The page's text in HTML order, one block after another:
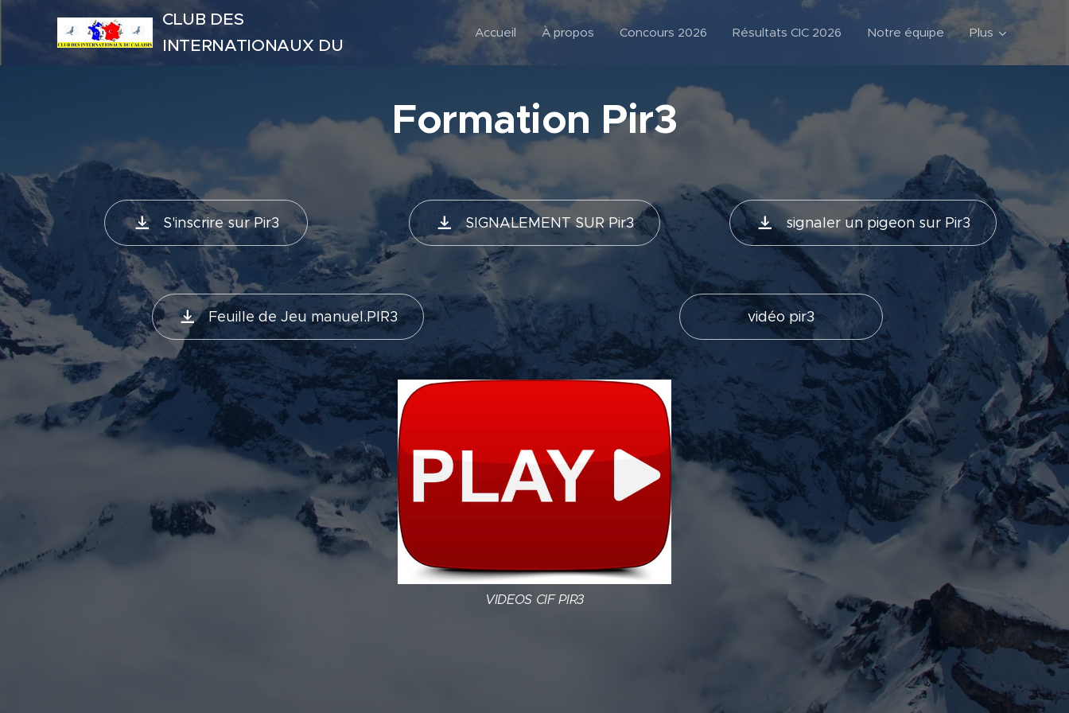
CLUB DES
INTERNATIONAUX DU
Accueil À propos Concours 2026 Résultats CIC 2026 Notre équipe Plus
Formation Pir3
S'inscrire sur Pir3 SIGNALEMENT SUR Pir3 signaler un pigeon sur Pir3
Feuille de Jeu manuel.PIR3 vidéo pir3
VIDEOS CIF PIR3